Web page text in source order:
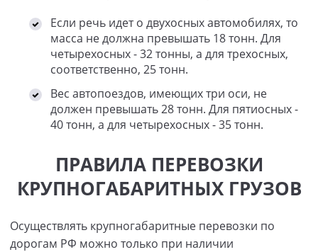
Если речь идет о двухосных автомобилях, то
масса не должна превышать 18 тонн. Для
четырехосных - 32 тонны, а для трехосных,
соответственно, 25 тонн.
Вес автопоездов, имеющих три оси, не
должен превышать 28 тонн. Для пятиосных -
40 тонн, а для четырехосных - 35 тонн.
ПРАВИЛА ПЕРЕВОЗКИ
КРУПНОГАБАРИТНЫХ ГРУЗОВ
Осуществлять крупногабаритные перевозки по
дорогам РФ можно только при наличии